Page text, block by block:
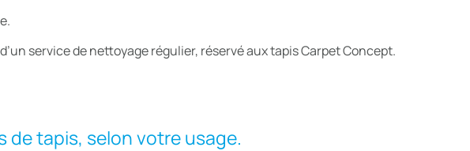
service de nettoyage régulier, réservé aux tapis Carpet Concept.
tapis, selon votre usage.